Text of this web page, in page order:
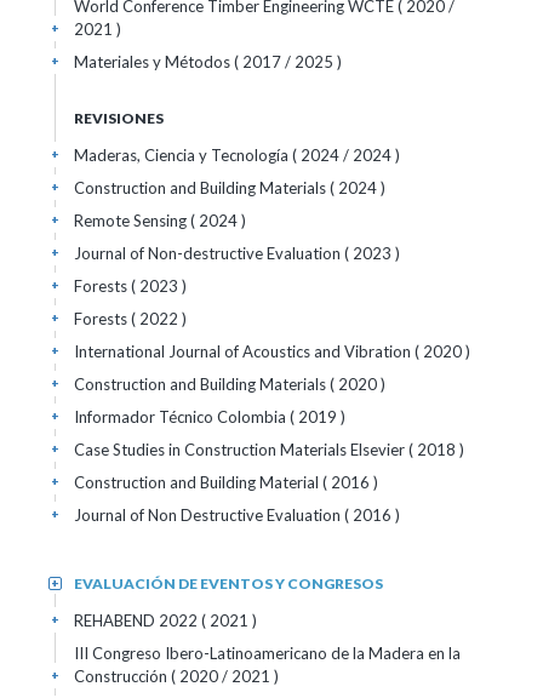
World Conference Timber Engineering WCTE( 2020 /
2021 )
+
Materiales y Métodos( 2017 / 2025 )
+
REVISIONES
Maderas, Ciencia y Tecnología ( 2024 / 2024 )
+
Construction and Building Materials( 2024 )
+
Remote Sensing( 2024 )
+
Journal of Non-destructive Evaluation ( 2023 )
+
Forests( 2023 )
+
Forests( 2022 )
+
International Journal of Acoustics and Vibration ( 2020 )
+
Construction and Building Materials( 2020 )
+
Informador Técnico Colombia ( 2019 )
+
Case Studies in Construction Materials Elsevier( 2018 )
+
Construction and Building Material ( 2016 )
+
Journal of Non Destructive Evaluation ( 2016 )
+
EVALUACIÓN DE EVENTOS Y CONGRESOS
+
REHABEND 2022 ( 2021 )
+
III Congreso Ibero-Latinoamericano de la Madera en la
Construcción ( 2020 / 2021 )
+